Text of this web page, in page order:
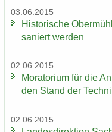
03.06.2015
His­to­ri­sche
sa­niert wer­den
02.06.2015
Mo­ra­to­ri­um für die
den Stand der
02.06.2015